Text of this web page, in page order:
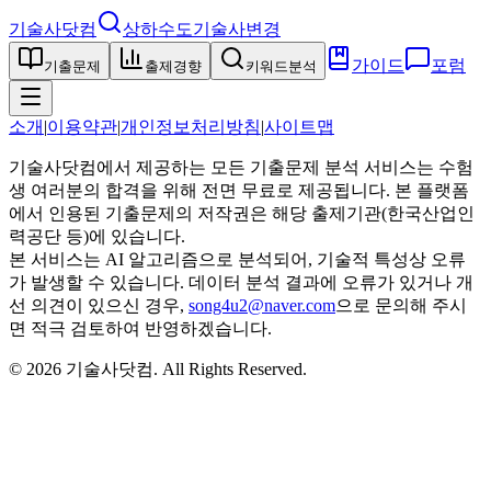
기술사닷컴 상하수도기술사변경
기출문제 출제경향 키워드분석 가이드 포럼
소개 |이용약관|개인정보처리방침|사이트맵
기술사닷컴에서 제공하는 모든 기출문제 분석 서비스는 수험
생 여러분의 합격을 위해 전면 무료로 제공됩니다. 본 플랫폼
에서 인용된 기출문제의 저작권은 해당 출제기관(한국산업인
력공단 등)에 있습니다.
본 서비스는 AI 알고리즘으로 분석되어, 기술적 특성상 오류
가 발생할 수 있습니다. 데이터 분석 결과에 오류가 있거나 개
선 의견이 있으신 경우, song4u2@naver.com으로 문의해 주시
면 적극 검토하여 반영하겠습니다.
© 2026 기술사닷컴. All Rights Reserved.